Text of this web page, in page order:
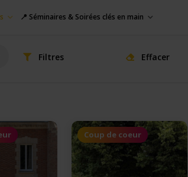
📍 Séminaires & Soirées clés en main
Filtres Effacer
Coup de coeur